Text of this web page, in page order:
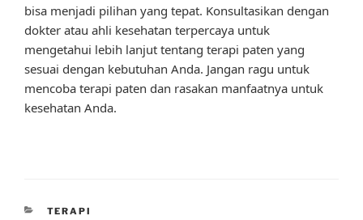
bisa menjadi pilihan yang tepat. Konsultasikan dengan
dokter atau ahli kesehatan terpercaya untuk
mengetahui lebih lanjut tentang terapi paten yang
sesuai dengan kebutuhan Anda. Jangan ragu untuk
mencoba terapi paten dan rasakan manfaatnya untuk
kesehatan Anda.
CATEGORIES
TERAPI